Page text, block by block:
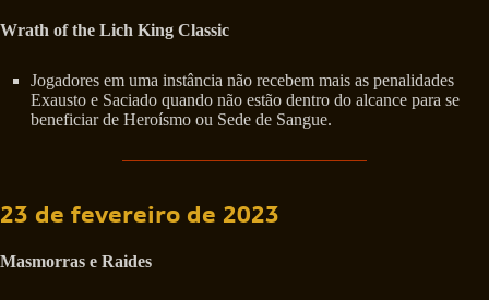
Wrath of the Lich King Classic
Jogadores em uma instância não recebem mais as penalidades
Exausto e Saciado quando não estão dentro do alcance para se
beneficiar de Heroísmo ou Sede de Sangue.
23 de fevereiro de 2023
Masmorras e Raides